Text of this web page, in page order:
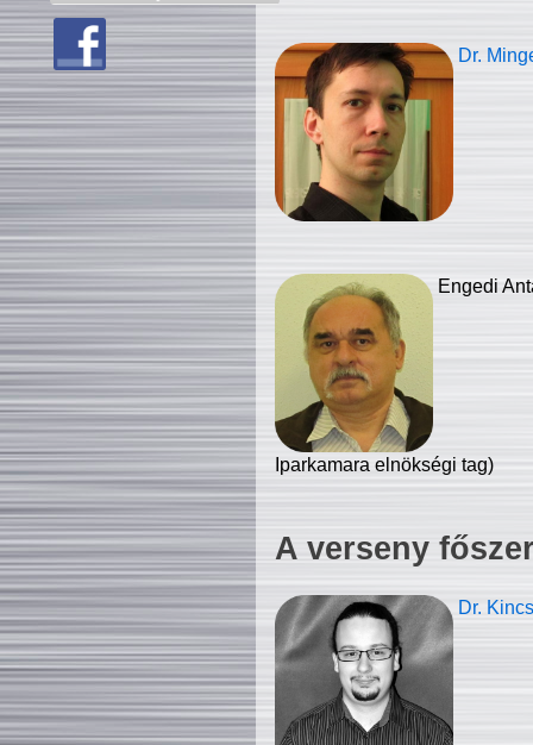
Dr.
Engedi
Iparkamara elnökségi tag)
A verseny
Dr.